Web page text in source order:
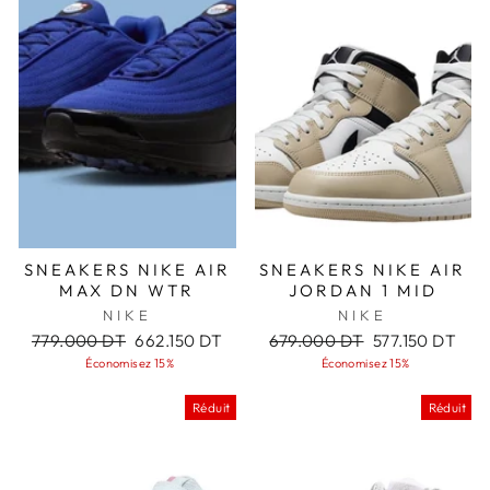
SNEAKERS NIKE AIR
MAX DN WTR
NIKE
Prix
régulier
779.000 DT Prix
réduit
662.150 DT
Économisez 15%
SNEAKERS NIKE AIR
JORDAN 1 MID
NIKE
Prix
régulier
679.000 DT Prix
réduit
577.150 DT
Économisez 15%
Réduit Réduit